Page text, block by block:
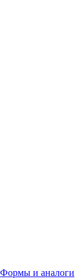
Формы и аналоги